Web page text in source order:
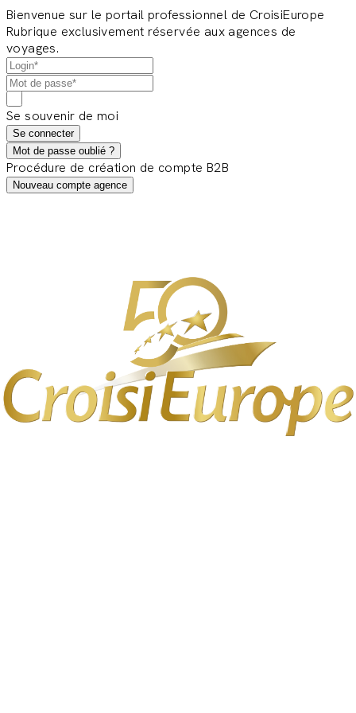
Bienvenue sur le portail professionnel de CroisiEurope
Rubrique exclusivement réservée aux agences de
voyages.
Se souvenir de moi
Se connecter
Mot de passe oublié ?
Procédure de création de compte B2B
Nouveau compte agence